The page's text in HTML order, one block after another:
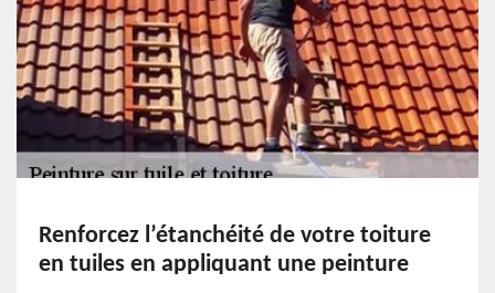
Renforcez l’étanchéité de votre toiture
en tuiles en appliquant une peinture